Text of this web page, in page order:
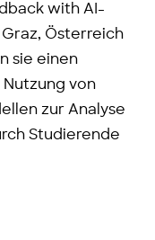
with AI-
Österreich
sie einen
von
zur Analyse
Studierende